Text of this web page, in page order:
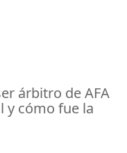
árbitro de AFA
y cómo fue la